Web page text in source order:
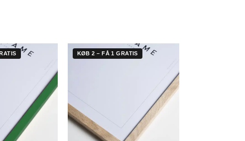
KØB 2 – FÅ 1 GRATIS